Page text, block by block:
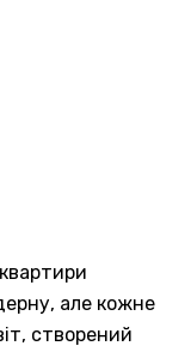
але кожне
створений